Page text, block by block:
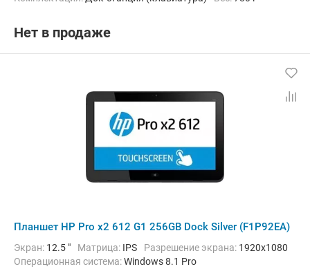
Нет в продаже
Планшет HP Pro x2 612 G1 256GB Dock Silver (F1P92EA)
Экран: 12.5 " Матрица: IPS Разрешение экрана: 1920x1080
Операционная система:Windows 8.1 Pro